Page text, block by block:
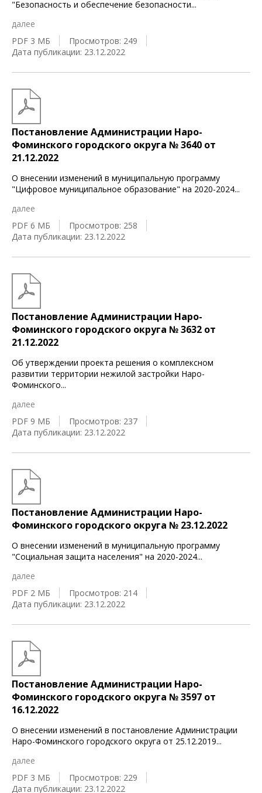
"Безопасность и обеспечение безопасности...
далее
PDF 3 МБ
Просмотров: 249
Дата публикации: 23.12.2022
Постановление Администрации Наро-
Фоминского городского округа № 3640 от
21.12.2022
О внесении изменений в муниципальную программу
"Цифровое муниципальное образование" на 2020-2024...
далее
PDF 6 МБ
Просмотров: 258
Дата публикации: 23.12.2022
Постановление Администрации Наро-
Фоминского городского округа № 3632 от
21.12.2022
Об утверждении проекта решения о комплексном
развитии территории нежилой застройки Наро-
Фоминского...
далее
PDF 9 МБ
Просмотров: 237
Дата публикации: 23.12.2022
Постановление Администрации Наро-
Фоминского городского округа № 23.12.2022
О внесении изменений в муниципальную программу
"Социальная защита населения" на 2020-2024...
далее
PDF 2 МБ
Просмотров: 214
Дата публикации: 23.12.2022
Постановление Администрации Наро-
Фоминского городского округа № 3597 от
16.12.2022
О внесении изменений в постановление Администрации
Наро-Фоминского городского округа от 25.12.2019...
далее
PDF 3 МБ
Просмотров: 229
Дата публикации: 23.12.2022